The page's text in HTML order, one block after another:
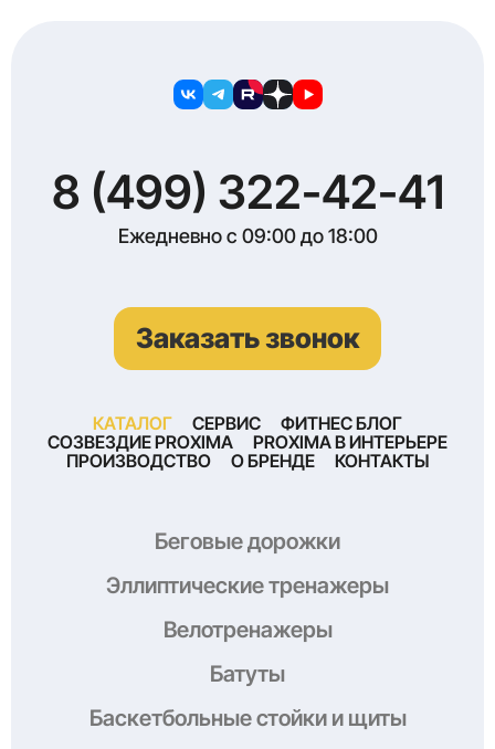
8 (499) 322-42-41
Ежедневно с 09:00 до 18:00
Заказать звонок
КАТАЛОГ СЕРВИС
ФИТНЕС БЛОГ
СОЗВЕЗДИЕ PROXIMA
PROXIMA В ИНТЕРЬЕРЕ
ПРОИЗВОДСТВО
О БРЕНДЕ КОНТАКТЫ
Беговые дорожки
Эллиптические тренажеры
Велотренажеры
Батуты
Баскетбольные стойки и щиты